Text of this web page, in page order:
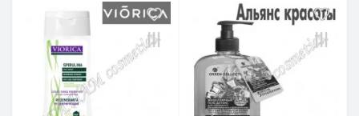
зволожуючими компонентами, такими як
гліцерин, гіалуронова кислота, амінокислоти, сік
або екстракт алое.
Для чутливої ​​шкіри
При виборі тоніка зверніть
увагу на склад: там повинні бути компоненти з
заспокійливу дію, наприклад, екстракти ромашки,
волошки або троянди.